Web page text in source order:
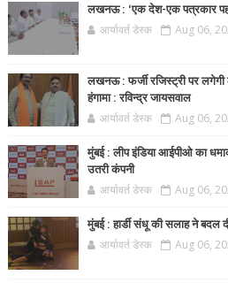
लखनऊ : ‘एक देश-एक पत्रकार
आर्यावर्त डेस्क Aug 06,
लखनऊ : फर्जी रजिस्ट्री पर लगेगी
हंगामा : रविन्द्र जायसवाल
आर्यावर्त डेस्क Aug 06,
मुंबई : लीप इंडिया आईपीओ का
उतरी कंपनी
आर्यावर्त डेस्क Aug 06,
मुंबई : हार्डी संधू की सलाह ने बदल
आर्यावर्त डेस्क Aug 06,